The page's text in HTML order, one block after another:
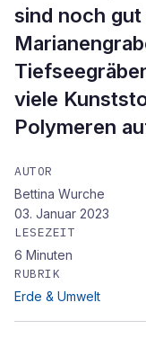
sind noch
viele
Polymeren
AUTOR
Bettina Wurche
03. Januar 2023
LESEZEIT
6 Minuten
RUBRIK
Erde & Umwelt